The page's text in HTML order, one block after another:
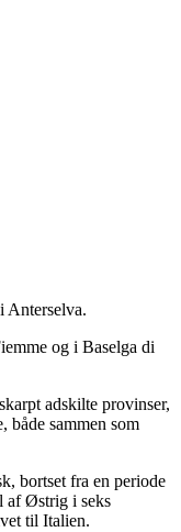
Anterselva.
og i Baselga di
adskilte provinser,
både sammen som
bortset fra en periode
af Østrig i seks
til Italien.